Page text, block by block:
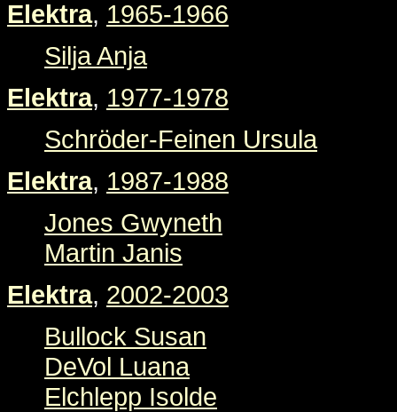
Elektra, 1965-1966
Silja Anja
Elektra, 1977-1978
Schröder-Feinen Ursula
Elektra, 1987-1988
Jones Gwyneth
Martin Janis
Elektra, 2002-2003
Bullock Susan
DeVol Luana
Elchlepp Isolde